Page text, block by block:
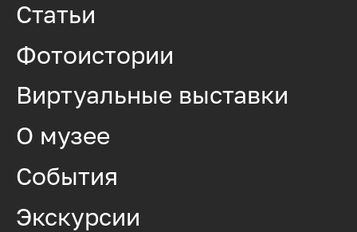
Статьи
Фотоистории
Виртуальные выставки
О музее
События
Экскурсии